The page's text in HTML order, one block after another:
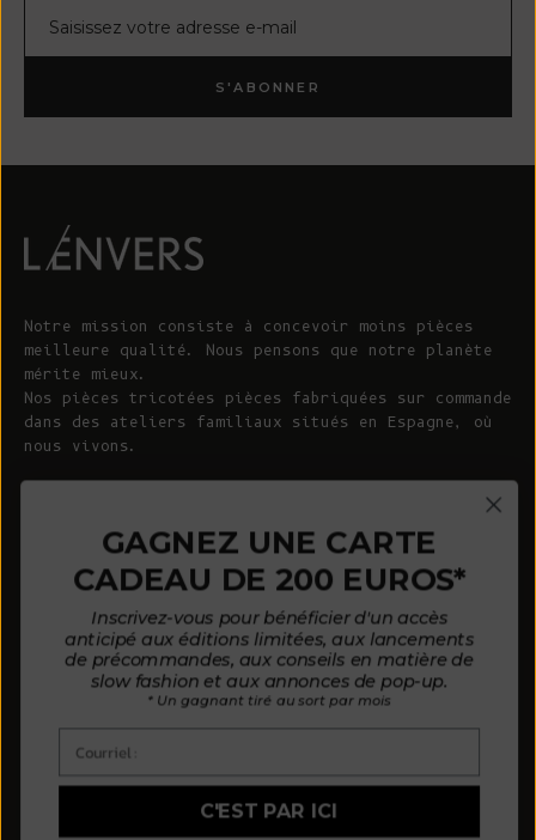
S'ABONNER
Notre mission consiste à concevoir moins pièces
meilleure qualité. Nous pensons que notre planète
mérite mieux.
Nos pièces tricotées pièces fabriquées sur commande
dans des ateliers familiaux situés en Espagne, où
nous vivons.
Nous contacter
Guide d'entretien
Mode de paiement par mensualités
À PROPOS DE L'ENVERS
À propos de nous
Notre philosophie
Nos matières
Actualités
GAGNEZ UNE CARTE
CADEAU DE 200 EUROS*
Inscrivez-vous pour bénéficier d'un accès
anticipé aux éditions limitées, aux lancements
de précommandes, aux conseils en matière de
slow fashion et aux annonces de pop-up.
* Un gagnant tiré au sort par mois
C'EST PAR ICI